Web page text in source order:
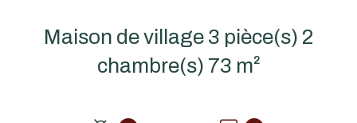
Maison de village 3 pièce(s) 2
chambre(s) 73 m²